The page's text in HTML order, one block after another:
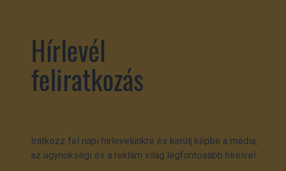
Hírlevél
feliratkozás
Iratkozz fel napi hírlevelünkre és kerülj képbe a média,
az ügynökségi és a reklám világ legfontosabb híreivel.